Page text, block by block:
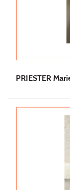
PRIESTER